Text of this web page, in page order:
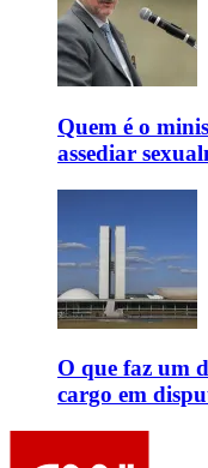
Quem é o
assediar
O que faz um
cargo em